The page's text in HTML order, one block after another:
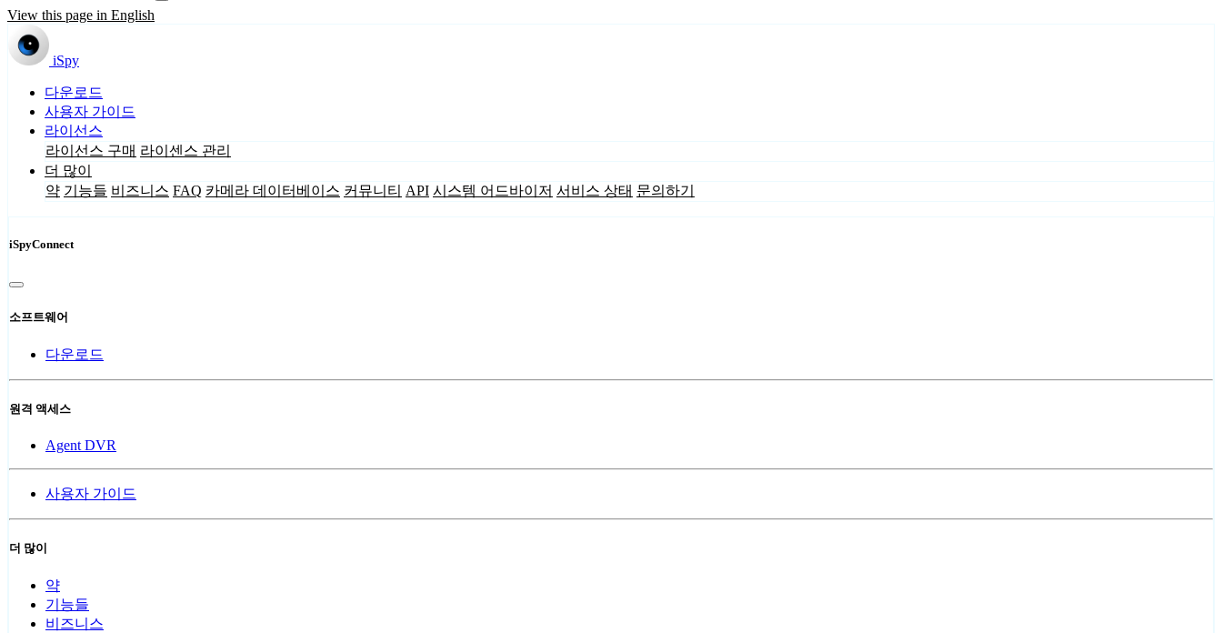
View this page in English
iSpy
다운로드
사용자 가이드
라이선스
라이선스 구매 라이센스 관리
더 많이
약 기능들 비즈니스 FAQ 카메라 데이터베이스 커뮤니티 API 시스템 어드바이저 서비스 상태 문의하기
iSpyConnect
소프트웨어
다운로드
원격 액세스
Agent DVR
사용자 가이드
더 많이
약
기능들
비즈니스